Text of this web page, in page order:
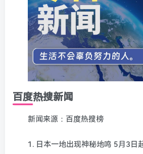
百度热搜新闻
新闻来源：百度热搜榜
1. 日本一地出现神秘地鸣 5月3日